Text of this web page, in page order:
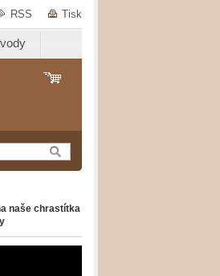
RSS Tisk
naše chrastítka